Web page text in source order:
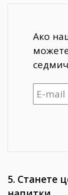
Ако
5. Станете